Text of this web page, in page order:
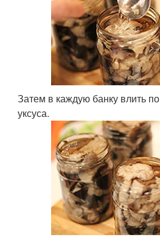
Затем в каждую банку влить
уксуса.